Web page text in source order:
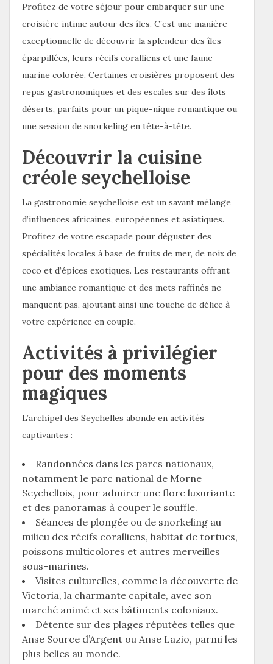
Profitez de votre séjour pour embarquer sur une
croisière intime autour des îles. C’est une manière
exceptionnelle de découvrir la splendeur des îles
éparpillées, leurs récifs coralliens et une faune
marine colorée. Certaines croisières proposent des
repas gastronomiques et des escales sur des îlots
déserts, parfaits pour un pique-nique romantique ou
une session de snorkeling en tête-à-tête.
Découvrir la cuisine
créole seychelloise
La gastronomie seychelloise est un savant mélange
d’influences africaines, européennes et asiatiques.
Profitez de votre escapade pour déguster des
spécialités locales à base de fruits de mer, de noix de
coco et d’épices exotiques. Les restaurants offrant
une ambiance romantique et des mets raffinés ne
manquent pas, ajoutant ainsi une touche de délice à
votre expérience en couple.
Activités à privilégier
pour des moments
magiques
L’archipel des Seychelles abonde en activités
captivantes :
Randonnées dans les parcs nationaux,
notamment le parc national de Morne
Seychellois, pour admirer une flore luxuriante
et des panoramas à couper le souffle.
Séances de plongée ou de snorkeling au
milieu des récifs coralliens, habitat de tortues,
poissons multicolores et autres merveilles
sous-marines.
Visites culturelles, comme la découverte de
Victoria, la charmante capitale, avec son
marché animé et ses bâtiments coloniaux.
Détente sur des plages réputées telles que
Anse Source d’Argent ou Anse Lazio, parmi les
plus belles au monde.